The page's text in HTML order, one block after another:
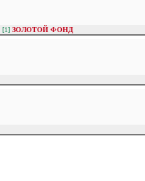
[1] ЗОЛОТОЙ ФОНД